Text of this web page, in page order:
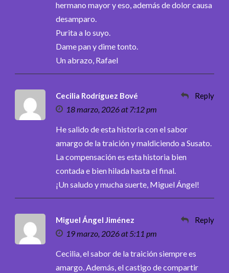
hermano mayor y eso, además de dolor causa
desamparo.
Purita a lo suyo.
Dame pan y dime tonto.
Un abrazo, Rafael
Cecilia Rodríguez Bové
18 marzo, 2026 at 7:12 pm
Reply
He salido de esta historia con el sabor
amargo de la traición y maldiciendo a Susato.
La compensación es esta historia bien
contada e bien hilada hasta el final.
¡Un saludo y mucha suerte, Miguel Ángel!
Miguel Ángel Jiménez
19 marzo, 2026 at 5:11 pm
Reply
Cecilia, el sabor de la traición siempre es
amargo. Además, el castigo de compartir